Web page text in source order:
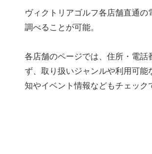
ヴィクトリアゴルフ各店舗直通の
調べることが可能。
各店舗のページでは、住所・電
ず、取り扱いジャンルや利用可
知やイベント情報などもチェッ